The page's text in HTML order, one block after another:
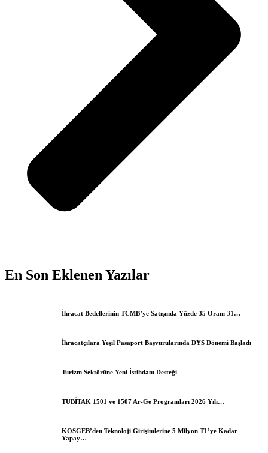
En Son Eklenen Yazılar
İhracat Bedellerinin TCMB’ye Satışında Yüzde 35 Oranı 31…
İhracatçılara Yeşil Pasaport Başvurularında DYS Dönemi Başladı
Turizm Sektörüne Yeni İstihdam Desteği
TÜBİTAK 1501 ve 1507 Ar-Ge Programları 2026 Yılı…
KOSGEB’den Teknoloji Girişimlerine 5 Milyon TL’ye Kadar
Yapay…